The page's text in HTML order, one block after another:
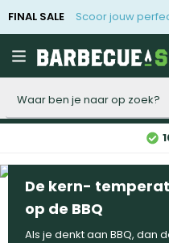
FINAL SALE Scoor jouw
De kern-
op de BBQ
Als je denkt aan BBQ, dan